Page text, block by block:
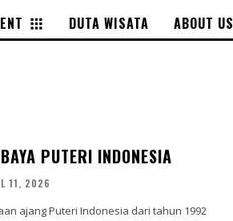
DUTA WISATA ABOUT US
PUTERI INDONESIA
11, 2026
ajang Puteri Indonesia dari tahun 1992